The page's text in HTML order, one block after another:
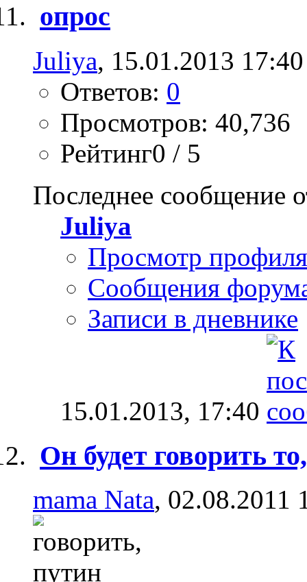
опрос
Juliya, 15.01.2013 17:40
Ответов: 0
Просмотров: 40,736
Рейтинг0 / 5
Последнее сообщение
Juliya
Просмотр профиля
Сообщения
Записи в дневнике
15.01.2013, 17:40
Он будет говорить
mama Nata, 02.08.2011